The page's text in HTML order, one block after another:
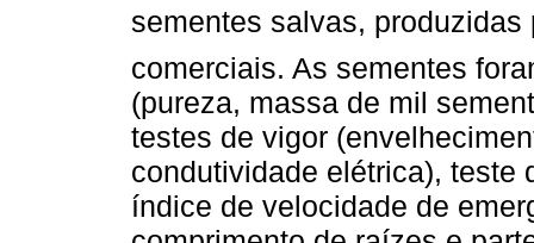
sementes salvas,
comerciais. As sementes
(pureza, massa de mil
testes de vigor
condutividade elétrica), teste
índice de velocidade de